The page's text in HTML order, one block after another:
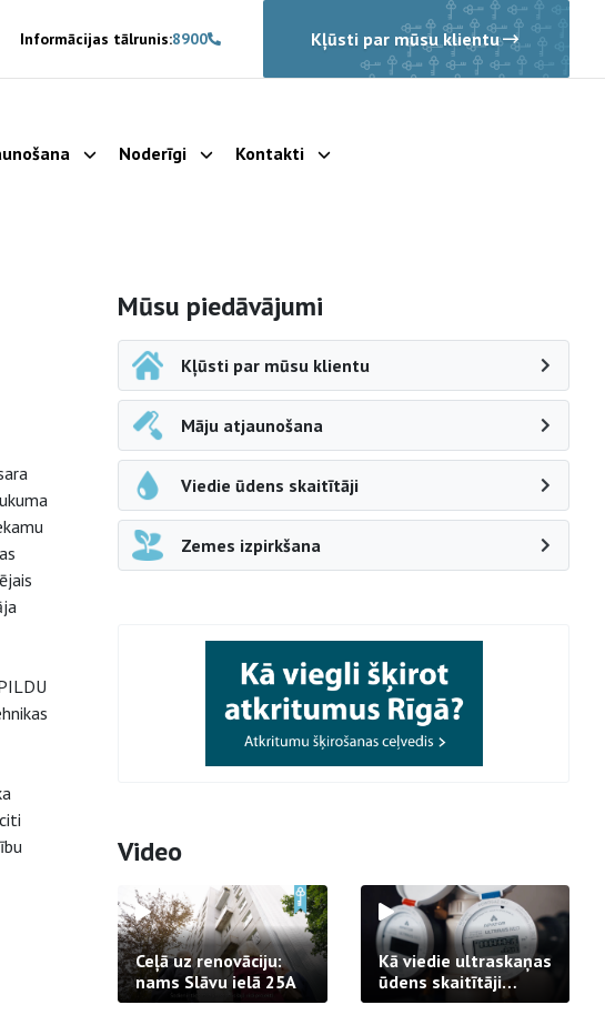
Informācijas tālrunis:8900 Kļūsti par mūsu klientu
Parādīt apakšizvēlni
Noderīgi Parādīt apakšizvēlni
Kontakti Parādīt apakšizvēlni
Sāna navigācija
Mūsu piedāvājumi
Kļūsti par mūsu klientu
Māju atjaunošana
Viedie ūdens skaitītāji
Zemes izpirkšana
Video
Ceļā uz renovāciju:
nams Slāvu ielā 25A
Kā viedie ultraskaņas
ūdens skaitītāji
strādā praksē